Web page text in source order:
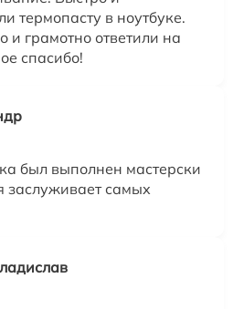
термопасту в ноутбуке.
и грамотно ответили на
спасибо!
был выполнен мастерски
заслуживает самых